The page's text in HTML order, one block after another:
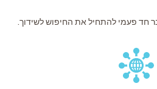
חד פעמי להתחיל את החיפוש לשידוך.